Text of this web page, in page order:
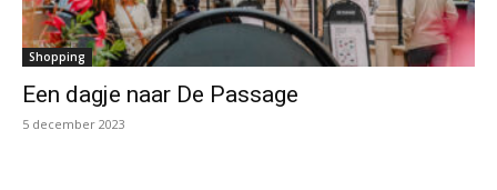
Shopping
Een dagje naar De Passage
5 december 2023